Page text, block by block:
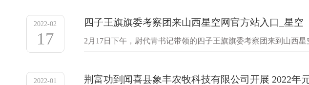
2022-02
17
四子王旗旗委考察团来山西星空网官方站入口_星
2月17日下午，尉代青书记带领的四子王旗旗委考察团来到山西
2022-01 荆富功到闻喜县象丰农牧科技有限公司开展 2022年